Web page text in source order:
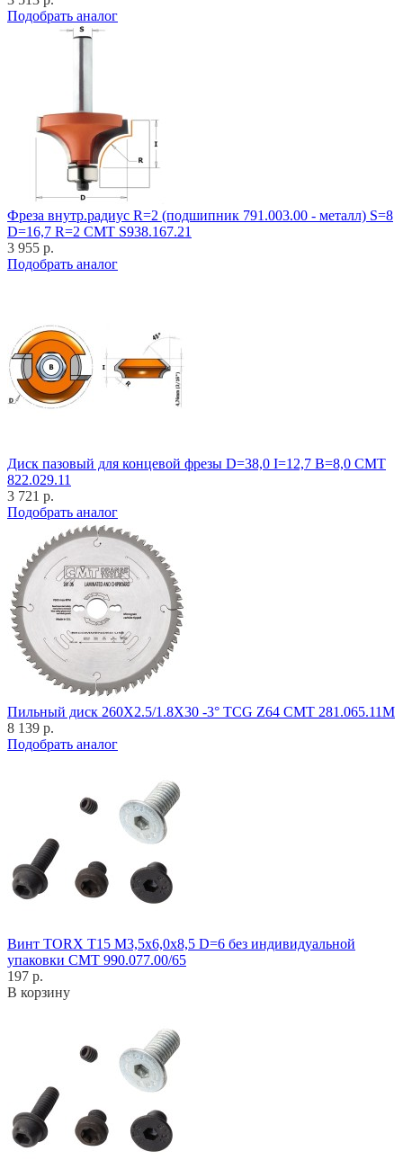
Подобрать аналог
Фреза внутр.радиус R=2 (подшипник 791.003.00 - металл) S=8
D=16,7 R=2 CMT S938.167.21
3 955 р.
Подобрать аналог
Диск пазовый для концевой фрезы D=38,0 I=12,7 B=8,0 CMT
822.029.11
3 721 р.
Подобрать аналог
Пильный диск 260X2.5/1.8X30 -3° TCG Z64 CMT 281.065.11M
8 139 р.
Подобрать аналог
Винт TORX T15 M3,5x6,0x8,5 D=6 без индивидуальной
упаковки CMT 990.077.00/65
197 р.
В корзину